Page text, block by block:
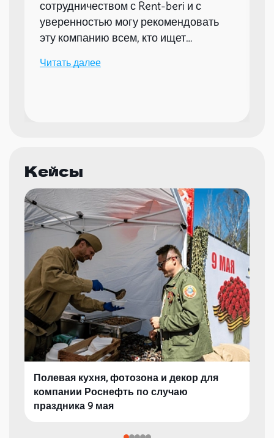
сотрудничеством с Rent-beri и с
уверенностью могу рекомендовать
эту компанию всем, кто ищет
мероприятий.
Читать далее
Кейсы
Полевая кухня, фотозона и декор для
компании Роснефть по случаю
праздника 9 мая